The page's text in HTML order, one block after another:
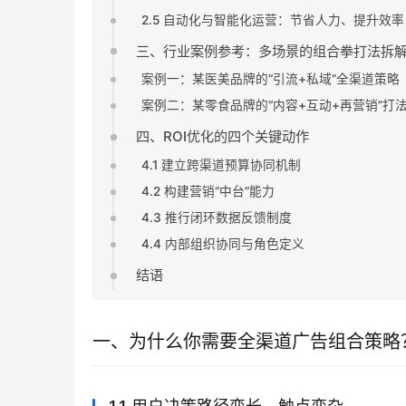
2.5 自动化与智能化运营：节省人力、提升效率
三、行业案例参考：多场景的组合拳打法拆
案例一：某医美品牌的“引流+私域”全渠道策略
案例二：某零食品牌的“内容+互动+再营销”打法
四、ROI优化的四个关键动作
4.1 建立跨渠道预算协同机制
4.2 构建营销“中台”能力
4.3 推行闭环数据反馈制度
4.4 内部组织协同与角色定义
结语
一、为什么你需要全渠道广告组合策略